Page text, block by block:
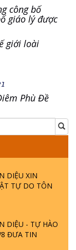
công bố
giáo lý được
giới loài
Phù Đề
DIỆU XIN
TỰ DO TÔN
DIỆU - TỰ HÀO
ĐƯA TIN